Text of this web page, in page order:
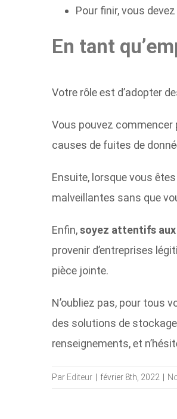
Pour finir, vous
En tant
Votre rôle est d’adopter
Vous pouvez commencer
causes de fuites de
Ensuite, lorsque vous
malveillantes sans que
Enfin,soyez attentifs aux
provenir d’entreprises
pièce jointe.
N’oubliez pas, pour tous
des solutions de
renseignements, et
Par Editeur février 8th, 2022